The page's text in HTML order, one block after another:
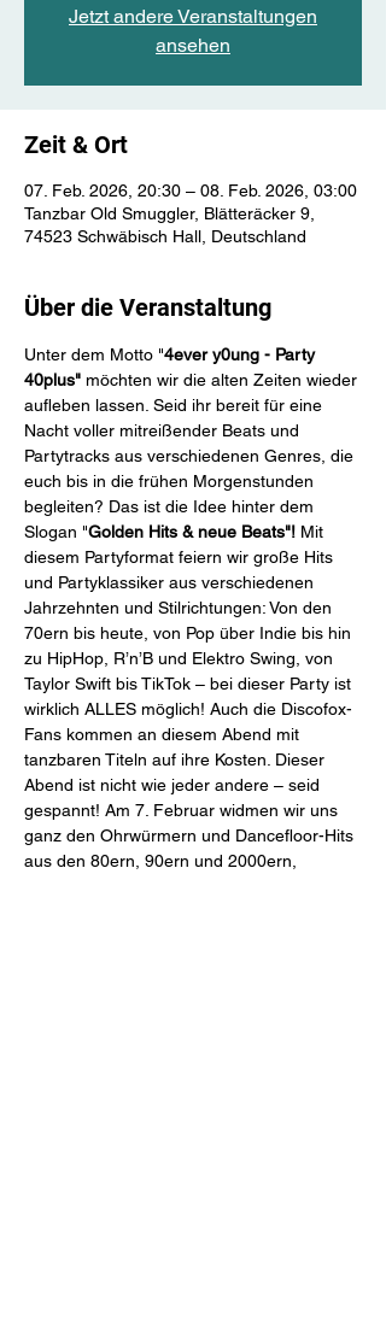
Jetzt andere Veranstaltungen
ansehen
Zeit & Ort
07. Feb. 2026, 20:30 – 08. Feb. 2026, 03:00
Tanzbar Old Smuggler, Blätteräcker 9,
74523 Schwäbisch Hall, Deutschland
Über die Veranstaltung
Unter dem Motto "4ever y0ung - Party
40plus" möchten wir die alten Zeiten wieder
aufleben lassen. Seid ihr bereit für eine
Nacht voller mitreißender Beats und
Partytracks aus verschiedenen Genres, die
euch bis in die frühen Morgenstunden
begleiten? Das ist die Idee hinter dem
Slogan "Golden Hits & neue Beats"! Mit
diesem Partyformat feiern wir große Hits
und Partyklassiker aus verschiedenen
Jahrzehnten und Stilrichtungen: Von den
70ern bis heute, von Pop über Indie bis hin
zu HipHop, R’n’B und Elektro Swing, von
Taylor Swift bis TikTok – bei dieser Party ist
wirklich ALLES möglich! Auch die Discofox-
Fans kommen an diesem Abend mit
tanzbaren Titeln auf ihre Kosten. Dieser
Abend ist nicht wie jeder andere – seid
gespannt! Am 7. Februar widmen wir uns
ganz den Ohrwürmern und Dancefloor-Hits
aus den 80ern, 90ern und 2000ern,